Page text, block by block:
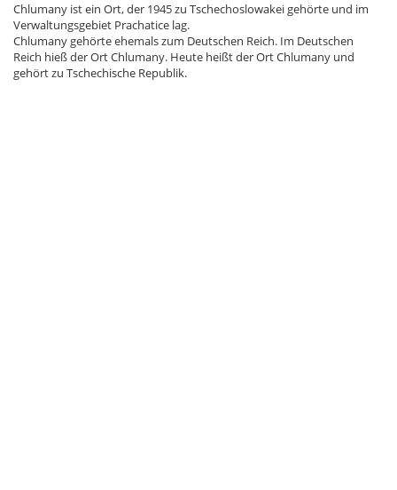
Chlumany ist ein Ort, der 1945 zu Tschechoslowakei gehörte und im
Verwaltungsgebiet Prachatice lag.
Chlumany gehörte ehemals zum Deutschen Reich. Im Deutschen
Reich hieß der Ort Chlumany. Heute heißt der Ort Chlumany und
gehört zu Tschechische Republik.